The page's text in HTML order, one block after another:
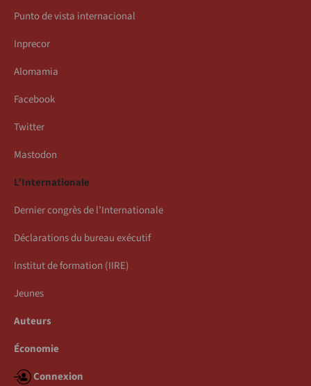
Punto de vista internacional
Inprecor
Alomamia
Facebook
Twitter
Mastodon
L’Internationale
Dernier congrès de l’Internationale
Déclarations du bureau exécutif
Institut de formation (IIRE)
Jeunes
Auteurs
Économie
Connexion